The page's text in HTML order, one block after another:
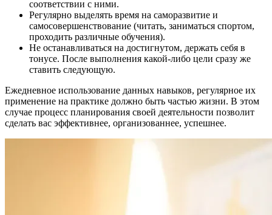
соответствии с ними.
Регулярно выделять время на саморазвитие и
самосовершенствование (читать, заниматься спортом,
проходить различные обучения).
Не останавливаться на достигнутом, держать себя в
тонусе. После выполнения какой-либо цели сразу же
ставить следующую.
Ежедневное использование данных навыков, регулярное их
применение на практике должно быть частью жизни. В этом
случае процесс планирования своей деятельности позволит
сделать вас эффективнее, организованнее, успешнее.